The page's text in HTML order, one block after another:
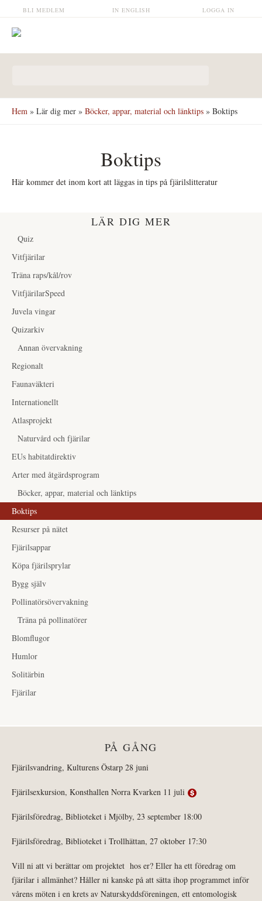
Hoppa till huvudinnehåll LOGGA IN
IN ENGLISH
BLI MEDLEM
Hem » Lär dig mer » Böcker, appar, material och länktips » Boktips
Boktips
Här kommer det inom kort att läggas in tips på fjärilslitteratur
LÄR DIG MER
Quiz
Vitfjärilar
Träna raps/kål/rov
VitfjärilarSpeed
Juvela vingar
Quizarkiv
Annan övervakning
Regionalt
Faunaväkteri
Internationellt
Atlasprojekt
Naturvård och fjärilar
EUs habitatdirektiv
Arter med åtgärdsprogram
Böcker, appar, material och länktips
Boktips
Resurser på nätet
Fjärilsappar
Köpa fjärilsprylar
Bygg själv
Pollinatörsövervakning
Träna på pollinatörer
Blomflugor
Humlor
Solitärbin
Fjärilar
PÅ GÅNG
Fjärilsvandring, Kulturens Östarp 28 juni
Fjärilsexkursion, Konsthallen Norra Kvarken 11 juli
Fjärilsföredrag, Biblioteket i Mjölby, 23 september 18:00
Fjärilsföredrag, Biblioteket i Trollhättan, 27 oktober 17:30
Vill ni att vi berättar om projektet hos er? Eller ha ett föredrag om
fjärilar i allmänhet? Håller ni kanske på att sätta ihop programmet inför
vårens möten i en krets av Naturskyddsföreningen, ett entomologisk